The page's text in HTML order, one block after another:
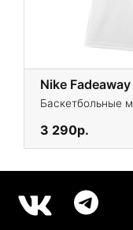
Nike
Баскетбольные
3 290р.